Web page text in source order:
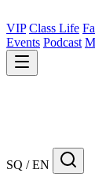
VIP Class Life
Events Podcast
SQ / EN